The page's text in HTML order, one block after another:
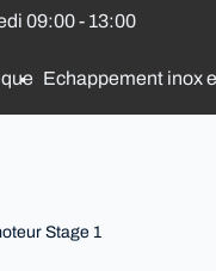
09:00 - 13:00
Echappement inox
Stage 1